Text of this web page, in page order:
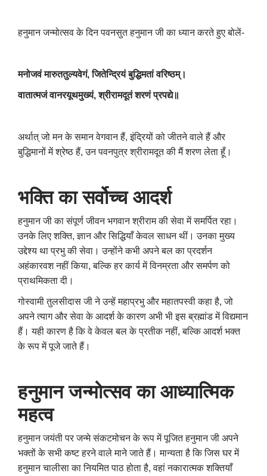
हनुमान जन्मोत्सव के दिन पवनसुत हनुमान जी का ध्यान करते हुए बोलें-
मनोजवं मारुततुल्यवेगं, जितेन्द्रियं बुद्धिमतां वरिष्ठम्।
वातात्मजं वानरयूथमुख्यं, श्रीरामदूतं शरणं प्रपद्ये॥
अर्थात् जो मन के समान वेगवान हैं, इंद्रियों को जीतने वाले हैं और
बुद्धिमानों में श्रेष्ठ हैं, उन पवनपुत्र श्रीरामदूत की मैं शरण लेता हूँ।
भक्ति का सर्वोच्च आदर्श
हनुमान जी का संपूर्ण जीवन भगवान श्रीराम की सेवा में समर्पित रहा।
उनके लिए शक्ति, ज्ञान और सिद्धियाँ केवल साधन थीं। उनका मुख्य
उद्देश्य था प्रभु की सेवा। उन्होंने कभी अपने बल का प्रदर्शन
अहंकारवश नहीं किया, बल्कि हर कार्य में विनम्रता और समर्पण को
प्राथमिकता दी।
गोस्वामी तुलसीदास जी ने उन्हें महाप्रभु और महातपस्वी कहा है, जो
अपने त्याग और सेवा के आदर्श के कारण अभी भी इस ब्रह्मांड में विद्यमान
हैं। यही कारण है कि वे केवल बल के प्रतीक नहीं, बल्कि आदर्श भक्त
के रूप में पूजे जाते हैं।
हनुमान जन्मोत्सव का आध्यात्मिक
महत्व
हनुमान जयंती पर जन्मे संकटमोचन के रूप में पूजित हनुमान जी अपने
भक्तों के सभी कष्ट हरने वाले माने जाते हैं। मान्यता है कि जिस घर में
हनुमान चालीसा का नियमित पाठ होता है, वहां नकारात्मक शक्तियाँ